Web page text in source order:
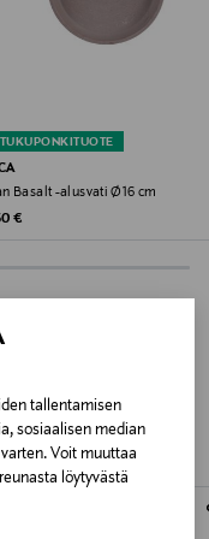
tallentamisen
sosiaalisen median
Voit muuttaa
löytyvästä
Reeuwijk, The
Basalt -alusvati Ø16 cm
Price
€